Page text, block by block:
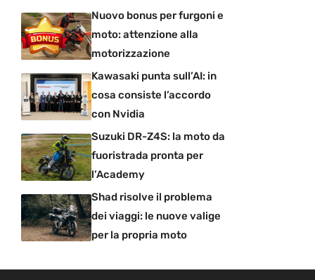
Nuovo bonus per furgoni e
moto: attenzione alla
motorizzazione
Kawasaki punta sull’AI: in
cosa consiste l’accordo
con Nvidia
Suzuki DR-Z4S: la moto da
fuoristrada pronta per
l’Academy
Shad risolve il problema
dei viaggi: le nuove valige
per la propria moto